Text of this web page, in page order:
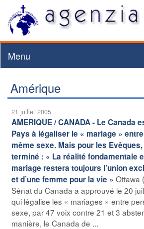
Menu
Amérique
21 juillet 2005
AMERIQUE / CANADA - Le Canada
Pays à légaliser le « mariage »
même sexe. Mais pour les Evêques,
terminé : « La réalité fondamentale
mariage restera toujours l’union
et d’une femme pour la vie » Ottawa
Sénat du Canada a approuvé le 20
qui légalise les « mariages » entre
sexe, par 47 voix contre 21 et 3
manière, le Canada de ...